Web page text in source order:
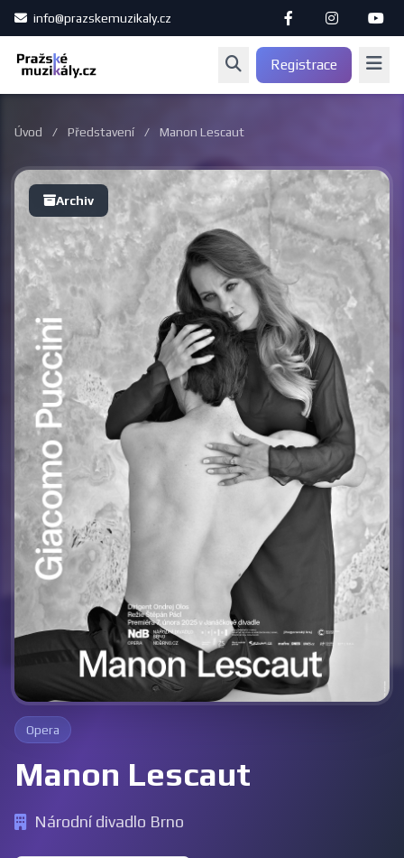
info@prazskemuzikaly.cz
Registrace
Úvod / Představení / Manon Lescaut
Archiv
Opera
Manon Lescaut
Národní divadlo Brno